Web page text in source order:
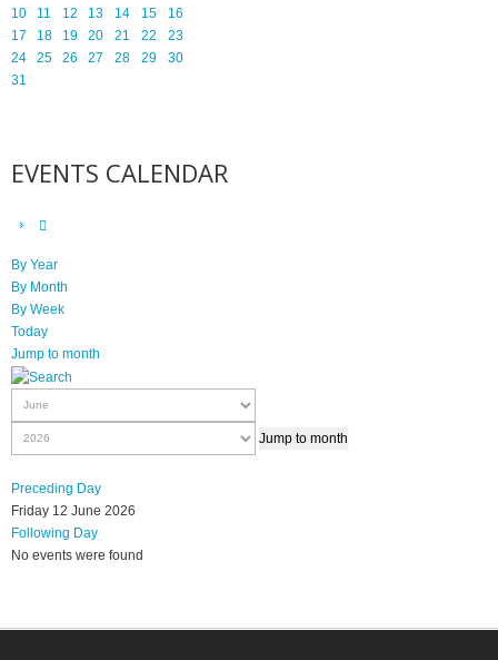
10
11 12 13 14 15
16
17
18 19 20 21 22
23
24
25 26 27 28 29
30
31
EVENTS CALENDAR
By Year
By Month
By Week
Today
Jump to month
Jump to month
Preceding Day
Friday 12 June 2026
Following Day
No events were found